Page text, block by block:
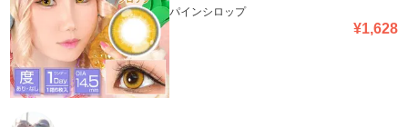
パインシロップ
¥1,628